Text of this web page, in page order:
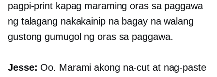
pagpi-print kapag maraming oras sa paggawa
ng talagang nakakainip na bagay na walang
gustong gumugol ng oras sa paggawa.
Jesse: Oo. Marami akong na-cut at nag-paste